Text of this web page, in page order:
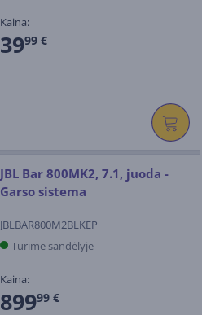
Kaina:
3999 €
JBL Bar 800MK2, 7.1, juoda -
Garso sistema
JBLBAR800M2BLKEP
Turime sandėlyje
Kaina:
89999 €